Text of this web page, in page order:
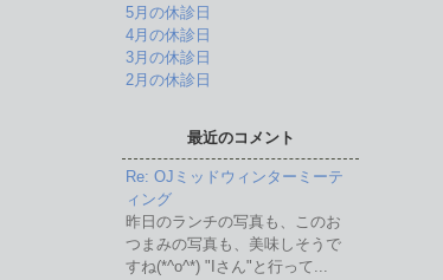
5月の休診日
4月の休診日
3月の休診日
2月の休診日
最近のコメント
Re: OJミッドウィンターミーテ
ィング
昨日のランチの写真も、このお
つまみの写真も、美味しそうで
すね(*^o^*) "Iさん"と行って...